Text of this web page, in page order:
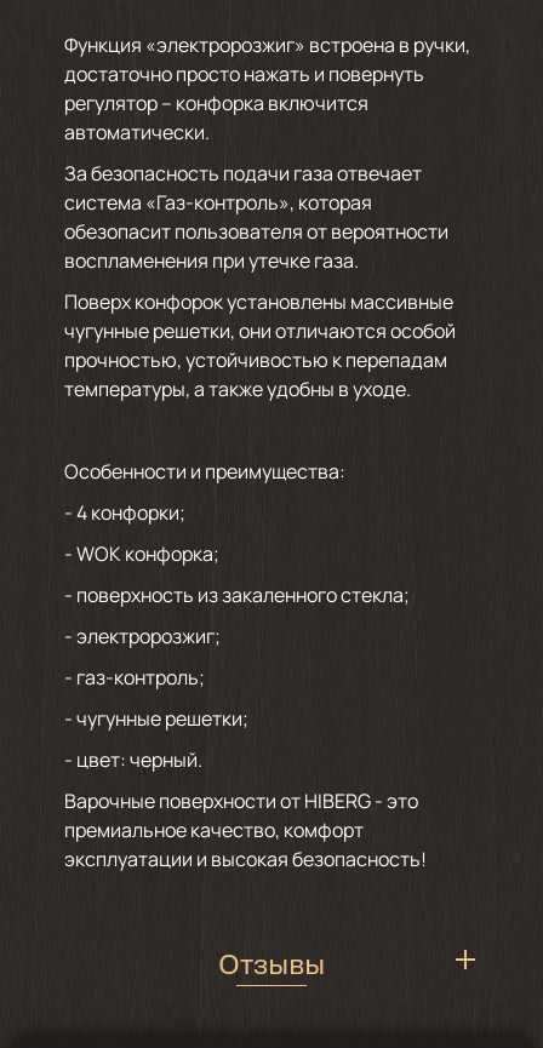
Функция «электророзжиг» встроена в ручки,
достаточно просто нажать и повернуть
регулятор – конфорка включится
автоматически.
За безопасность подачи газа отвечает
система «Газ-контроль», которая
обезопасит пользователя от вероятности
воспламенения при утечке газа.
Поверх конфорок установлены массивные
чугунные решетки, они отличаются особой
прочностью, устойчивостью к перепадам
температуры, а также удобны в уходе.
Особенности и преимущества:
- 4 конфорки;
- WOK конфорка;
- поверхность из закаленного стекла;
- электророзжиг;
- газ-контроль;
- чугунные решетки;
- цвет: черный.
Варочные поверхности от HIBERG - это
премиальное качество, комфорт
эксплуатации и высокая безопасность!
Отзывы